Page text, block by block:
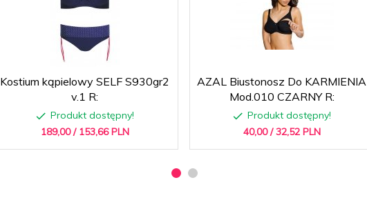
Kostium kąpielowy SELF S930gr2
v.1 R:
Produkt dostępny!
189,00 / 153,66 PLN
AZAL Biustonosz Do KARMIENIA
Mod.010 CZARNY R:
Produkt dostępny!
40,00 / 32,52 PLN